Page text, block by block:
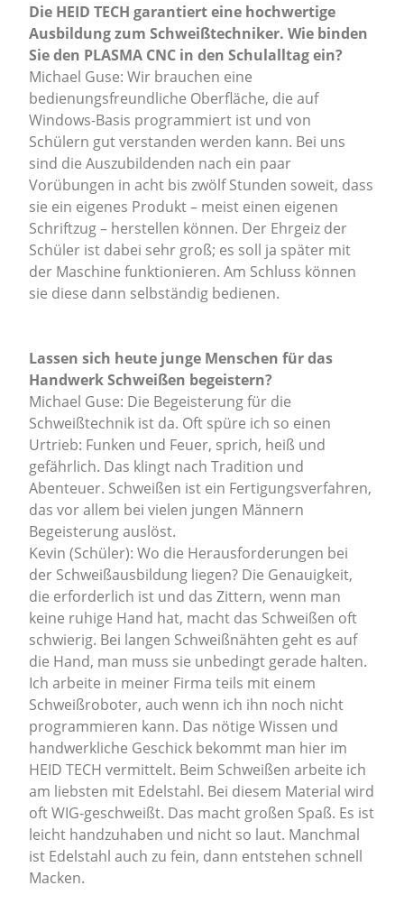
Die HEID TECH garantiert eine hochwertige
Ausbildung zum Schweißtechniker. Wie binden
Sie den PLASMA CNC in den Schulalltag ein?
Michael Guse: Wir brauchen eine
bedienungsfreundliche Oberfläche, die auf
Windows-Basis programmiert ist und von
Schülern gut verstanden werden kann. Bei uns
sind die Auszubildenden nach ein paar
Vorübungen in acht bis zwölf Stunden soweit, dass
sie ein eigenes Produkt – meist einen eigenen
Schriftzug – herstellen können. Der Ehrgeiz der
Schüler ist dabei sehr groß; es soll ja später mit
der Maschine funktionieren. Am Schluss können
sie diese dann selbständig bedienen.
Lassen sich heute junge Menschen für das
Handwerk Schweißen begeistern?
Michael Guse: Die Begeisterung für die
Schweißtechnik ist da. Oft spüre ich so einen
Urtrieb: Funken und Feuer, sprich, heiß und
gefährlich. Das klingt nach Tradition und
Abenteuer. Schweißen ist ein Fertigungsverfahren,
das vor allem bei vielen jungen Männern
Begeisterung auslöst.
Kevin (Schüler): Wo die Herausforderungen bei
der Schweißausbildung liegen? Die Genauigkeit,
die erforderlich ist und das Zittern, wenn man
keine ruhige Hand hat, macht das Schweißen oft
schwierig. Bei langen Schweißnähten geht es auf
die Hand, man muss sie unbedingt gerade halten.
Ich arbeite in meiner Firma teils mit einem
Schweißroboter, auch wenn ich ihn noch nicht
programmieren kann. Das nötige Wissen und
handwerkliche Geschick bekommt man hier im
HEID TECH vermittelt. Beim Schweißen arbeite ich
am liebsten mit Edelstahl. Bei diesem Material wird
oft WIG-geschweißt. Das macht großen Spaß. Es ist
leicht handzuhaben und nicht so laut. Manchmal
ist Edelstahl auch zu fein, dann entstehen schnell
Macken.